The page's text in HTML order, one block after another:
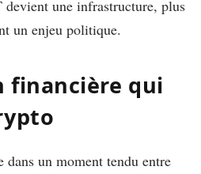
devient une infrastructure, plus
un enjeu politique.
financière qui
dans un moment tendu entre